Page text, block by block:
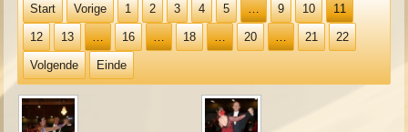
Start
Vorige 1 2 3 4 5 … 9 10 11
12 13 … 16 … 18 … 20 … 21 22
Volgende Einde